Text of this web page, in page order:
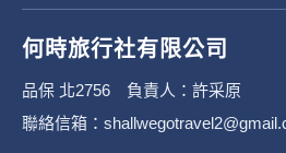
2. 蒐集
3. 個人
辨
何時旅行社有限公司
品保 北2756 負責人：許采原
聯絡信箱：